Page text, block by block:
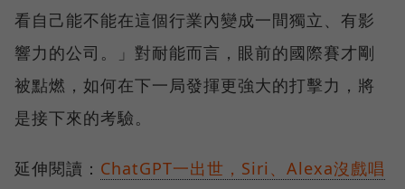
看自己能不能在這個行業內變成一間獨立、有影
響力的公司。」對耐能而言，眼前的國際賽才剛
被點燃，如何在下一局發揮更強大的打擊力，將
是接下來的考驗。
延伸閱讀： ChatGPT一出世，Siri、Alexa沒戲唱